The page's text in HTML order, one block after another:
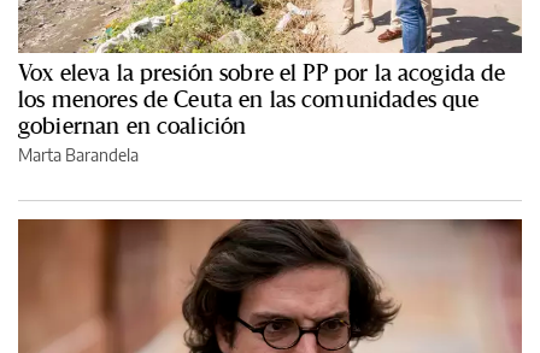
Vox eleva la presión sobre el PP por la acogida de
los menores de Ceuta en las comunidades que
gobiernan en coalición
Marta Barandela